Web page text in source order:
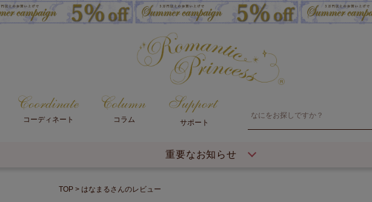
コーディネート コラム サポート
重要なお知らせ
TOP はなまるさんのレビュー